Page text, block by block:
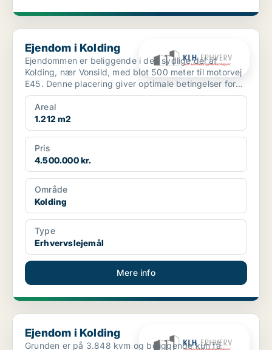
Ejendom i Kolding
Ejendom i Kolding
Ejendommen er beliggende i den sydlige del af
Kolding, nær Vonsild, med blot 500 meter til motorvej
E45. Denne placering giver optimale betingelser for
både ...
Areal
1.212 m2
Pris
4.500.000 kr.
Område
Kolding
Type
Erhvervslejemål
Mere info
Ejendom i Kolding
Ejendom i Kolding
Grunden er på 3.848 kvm og beliggende kun få